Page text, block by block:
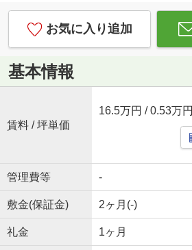
お気に入り追加
基本情報
賃料 / 坪単価
16.5万円 / 0.53万円
管理費等 -
敷金(保証金) 2ヶ月(-)
礼金 1ヶ月